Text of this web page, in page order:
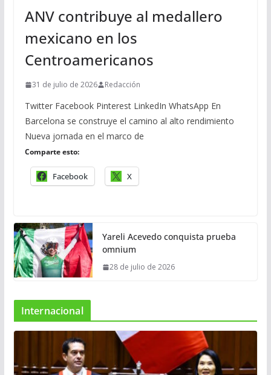
ANV contribuye al medallero
mexicano en los
Centroamericanos
31 de julio de 2026 Redacción
Twitter Facebook Pinterest LinkedIn WhatsApp En
Barcelona se construye el camino al alto rendimiento
Nueva jornada en el marco de
Comparte esto:
Facebook X
Yareli Acevedo conquista prueba
omnium
28 de julio de 2026
Internacional